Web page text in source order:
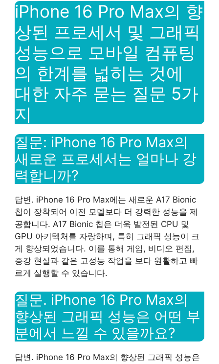
iPhone 16 Pro Max의 향
상된 프로세서 및 그래픽
성능으로 모바일 컴퓨팅
의 한계를 넓히는 것에
대한 자주 묻는 질문 5가
지
질문: iPhone 16 Pro Max의
새로운 프로세서는 얼마나 강
력합니까?
답변. iPhone 16 Pro Max에는 새로운 A17 Bionic
칩이 장착되어 이전 모델보다 더 강력한 성능을 제
공합니다. A17 Bionic 칩은 더욱 발전된 CPU 및
GPU 아키텍처를 자랑하며, 특히 그래픽 성능이 크
게 향상되었습니다. 이를 통해 게임, 비디오 편집,
증강 현실과 같은 고성능 작업을 보다 원활하고 빠
르게 실행할 수 있습니다.
질문. iPhone 16 Pro Max의
향상된 그래픽 성능은 어떤 부
분에서 느낄 수 있을까요?
답변. iPhone 16 Pro Max의 향상된 그래픽 성능은